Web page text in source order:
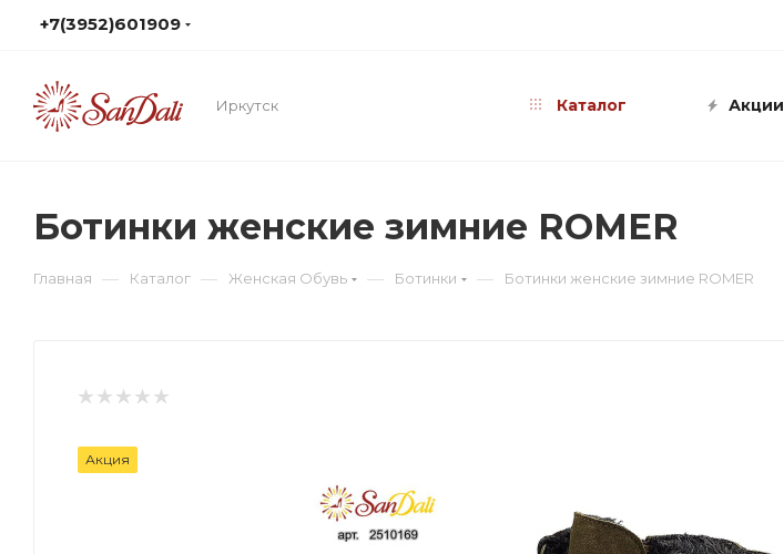
+7(3952)601909
Иркутск Каталог Акции
Ботинки женские зимние ROMER
Главная — Каталог — Женская Обувь — Ботинки — Ботинки женские зимние ROMER
Акция